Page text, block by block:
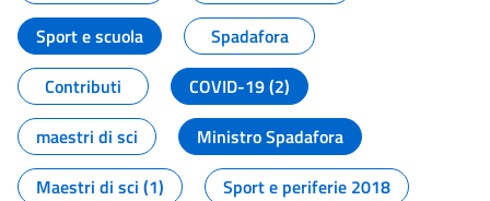
Sport e scuola
Spadafora
Contributi
COVID-19 (2)
maestri di sci
Ministro Spadafora
Maestri di sci (1)
Sport e periferie 2018